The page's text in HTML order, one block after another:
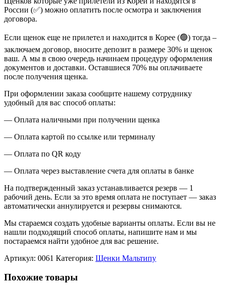
России (✅) можно оплатить после осмотра и заключения
договора.
Если щенок еще не прилетел и находится в Корее (🟢) тогда –
заключаем договор, вносите депозит в размере 30% и щенок
ваш. А мы в свою очередь начинаем процедуру оформления
документов и доставки. Оставшиеся 70% вы оплачиваете
после получения щенка.
При оформлении заказа сообщите нашему сотруднику
удобный для вас способ оплаты:
— Оплата наличными при получении щенка
— Оплата картой по ссылке или терминалу
— Оплата по QR коду
— Оплата через выставление счета для оплаты в банке
На подтвержденный заказ устанавливается резерв — 1
рабочий день. Если за это время оплата не поступает — заказ
автоматически аннулируется и резервы снимаются.
Мы стараемся создать удобные варианты оплаты. Если вы не
нашли подходящий способ оплаты, напишите нам и мы
постараемся найти удобное для вас решение.
Артикул: 0061 Категория: Щенки Мальтипу
Похожие товары